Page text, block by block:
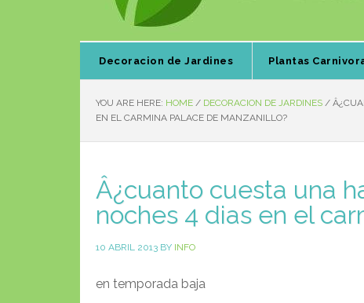
Decoracion de Jardines Plantas
YOU ARE HERE: HOME / DECORACION DE JARDINES /
EN EL CARMINA PALACE DE MANZANILLO?
Â¿cuanto cuesta una
noches 4 dias en el
10 ABRIL 2013 BY INFO
en temporada baja